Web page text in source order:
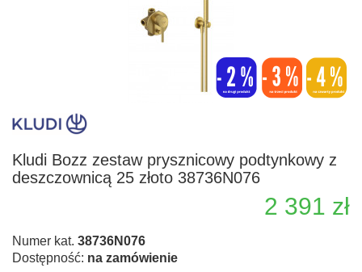
Kludi Bozz zestaw prysznicowy podtynkowy z
deszczownicą 25 złoto 38736N076
2 391 zł
Numer kat. 38736N076
Dostępność: na zamówienie